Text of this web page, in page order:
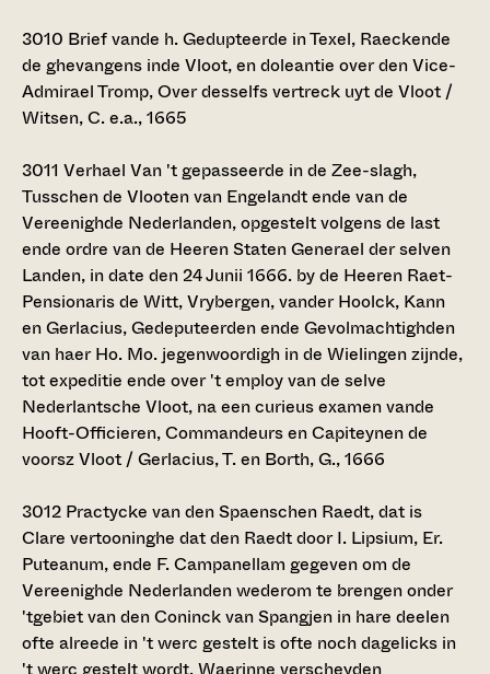
3010 Brief vande h. Gedupteerde in Texel, Raeckende
de ghevangens inde Vloot, en doleantie over den Vice-
Admirael Tromp, Over desselfs vertreck uyt de Vloot /
Witsen, C. e.a., 1665
3011 Verhael Van 't gepasseerde in de Zee-slagh,
Tusschen de Vlooten van Engelandt ende van de
Vereenighde Nederlanden, opgestelt volgens de last
ende ordre van de Heeren Staten Generael der selven
Landen, in date den 24 Junii 1666. by de Heeren Raet-
Pensionaris de Witt, Vrybergen, vander Hoolck, Kann
en Gerlacius, Gedeputeerden ende Gevolmachtighden
van haer Ho. Mo. jegenwoordigh in de Wielingen zijnde,
tot expeditie ende over 't employ van de selve
Nederlantsche Vloot, na een curieus examen vande
Hooft-Officieren, Commandeurs en Capiteynen de
voorsz Vloot / Gerlacius, T. en Borth, G., 1666
3012 Practycke van den Spaenschen Raedt, dat is
Clare vertooninghe dat den Raedt door I. Lipsium, Er.
Puteanum, ende F. Campanellam gegeven om de
Vereenighde Nederlanden wederom te brengen onder
'tgebiet van den Coninck van Spangjen in hare deelen
ofte alreede in 't werc gestelt is ofte noch dagelicks in